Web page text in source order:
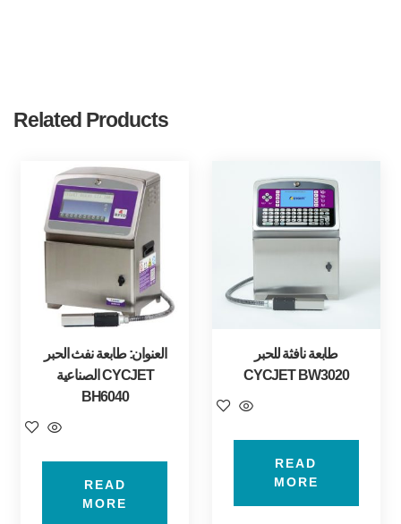
Related Products
العنوان: طابعة نفث الحبر
الصناعية CYCJET
BH6040
READ
MORE
طابعة نافثة للحبر
CYCJET BW3020
READ
MORE